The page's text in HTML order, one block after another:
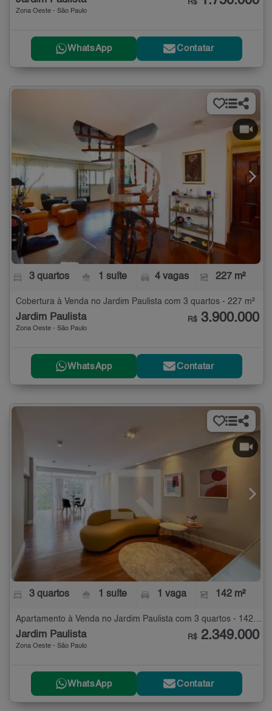
Zona Oeste - São Paulo
R$
WhatsApp Contatar
3 quartos 1 suíte 4 vagas 227 m²
Cobertura à Venda no Jardim Paulista com 3 quartos - 227 m²
Jardim Paulista
Zona Oeste - São Paulo
R$ 3.900.000
WhatsApp Contatar
3 quartos 1 suíte 1 vaga 142 m²
Apartamento à Venda no Jardim Paulista com 3 quartos - 142 m²
Jardim Paulista
Zona Oeste - São Paulo
R$ 2.349.000
WhatsApp Contatar